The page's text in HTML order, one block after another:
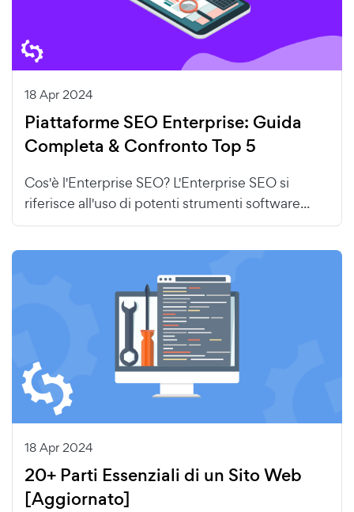
18 Apr 2024
Piattaforme SEO Enterprise: Guida
Completa & Confronto Top 5
Cos'è l'Enterprise SEO? L'Enterprise SEO si
riferisce all'uso di potenti strumenti software...
18 Apr 2024
20+ Parti Essenziali di un Sito Web
[Aggiornato]